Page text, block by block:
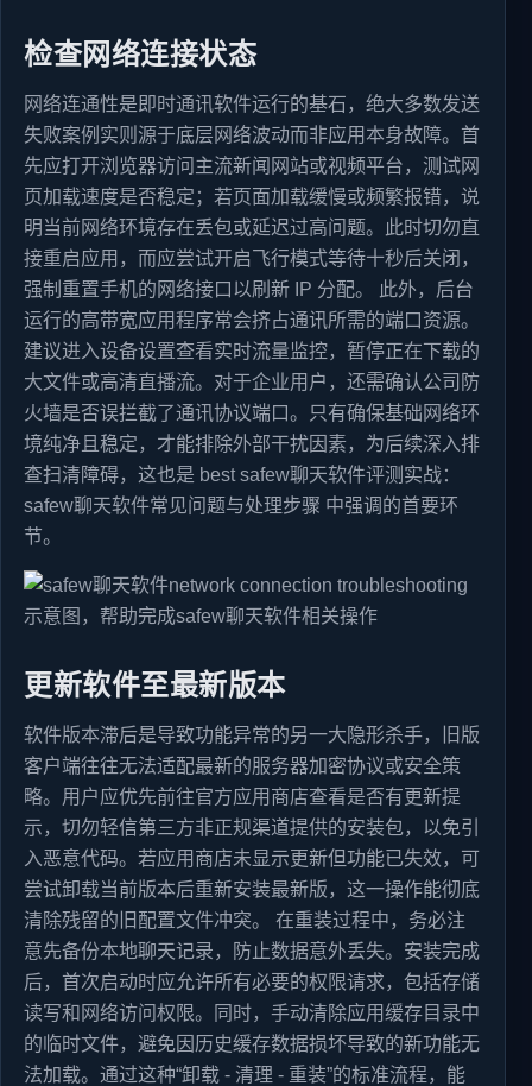
检查网络连接状态
网络连通性是即时通讯软件运行的基石，绝大多数发送
失败案例实则源于底层网络波动而非应用本身故障。首
先应打开浏览器访问主流新闻网站或视频平台，测试网
页加载速度是否稳定；若页面加载缓慢或频繁报错，说
明当前网络环境存在丢包或延迟过高问题。此时切勿直
接重启应用，而应尝试开启飞行模式等待十秒后关闭，
强制重置手机的网络接口以刷新 IP 分配。 此外，后台
运行的高带宽应用程序常会挤占通讯所需的端口资源。
建议进入设备设置查看实时流量监控，暂停正在下载的
大文件或高清直播流。对于企业用户，还需确认公司防
火墙是否误拦截了通讯协议端口。只有确保基础网络环
境纯净且稳定，才能排除外部干扰因素，为后续深入排
查扫清障碍，这也是 best safew聊天软件评测实战：
safew聊天软件常见问题与处理步骤 中强调的首要环
节。
更新软件至最新版本
软件版本滞后是导致功能异常的另一大隐形杀手，旧版
客户端往往无法适配最新的服务器加密协议或安全策
略。用户应优先前往官方应用商店查看是否有更新提
示，切勿轻信第三方非正规渠道提供的安装包，以免引
入恶意代码。若应用商店未显示更新但功能已失效，可
尝试卸载当前版本后重新安装最新版，这一操作能彻底
清除残留的旧配置文件冲突。 在重装过程中，务必注
意先备份本地聊天记录，防止数据意外丢失。安装完成
后，首次启动时应允许所有必要的权限请求，包括存储
读写和网络访问权限。同时，手动清除应用缓存目录中
的临时文件，避免因历史缓存数据损坏导致的新功能无
法加载。通过这种“卸载 - 清理 - 重装”的标准流程，能